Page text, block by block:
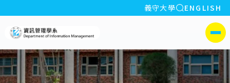
:::
義守大學 全站搜索
ENGLISH
側選單